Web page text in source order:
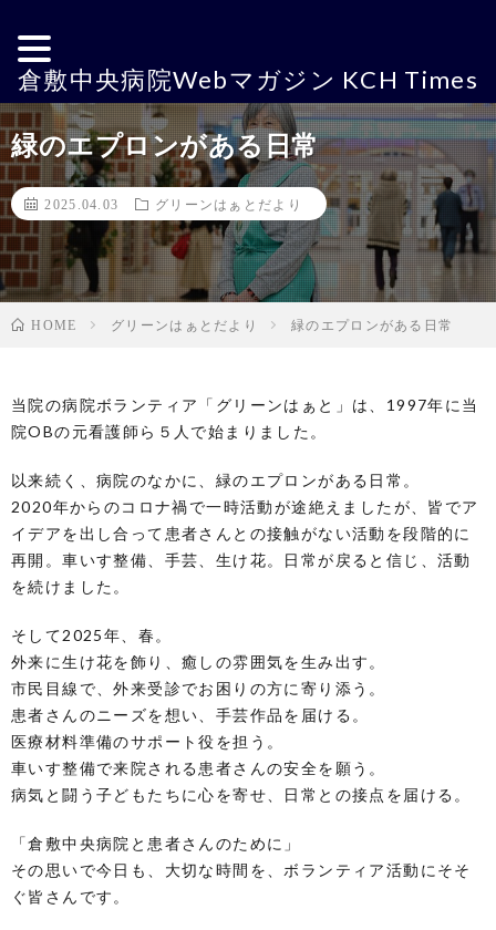
緑のエプロンがある日常
2025.04.03 グリーンはぁとだより
HOME グリーンはぁとだより 緑のエプロンがある日常
当院の病院ボランティア「グリーンはぁと」は、1997年に当
院OBの元看護師ら５人で始まりました。
以来続く、病院のなかに、緑のエプロンがある日常。
2020年からのコロナ禍で一時活動が途絶えましたが、皆でア
イデアを出し合って患者さんとの接触がない活動を段階的に
再開。車いす整備、手芸、生け花。日常が戻ると信じ、活動
を続けました。
そして2025年、春。
外来に生け花を飾り、癒しの雰囲気を生み出す。
市民目線で、外来受診でお困りの方に寄り添う。
患者さんのニーズを想い、手芸作品を届ける。
医療材料準備のサポート役を担う。
車いす整備で来院される患者さんの安全を願う。
病気と闘う子どもたちに心を寄せ、日常との接点を届ける。
「倉敷中央病院と患者さんのために」
その思いで今日も、大切な時間を、ボランティア活動にそそ
ぐ皆さんです。
倉敷中央病院Webマガジン KCH Times